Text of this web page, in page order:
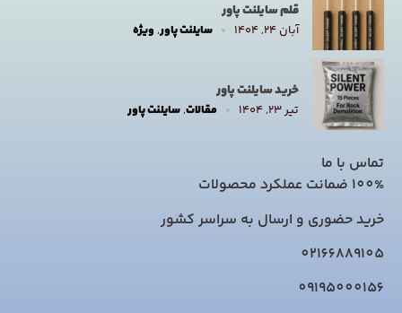
قلم سایلنت پاور
آبان ۲۴, ۱۴۰۴ سایلنت پاور,ویژه
خرید سایلنت پاور
تیر ۲۳, ۱۴۰۴ مقالات,سایلنت پاور
تماس با ما
100% ضمانت عملکرد محصولات
خرید حضوری و ارسال به سراسر کشور
02166889105
09195000156